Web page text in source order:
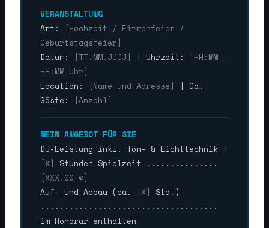
VERANSTALTUNG
Art:
[Hochzeit / Firmenfeier /
Geburtstagsfeier]
Datum:
[TT.MM.JJJJ] | Uhrzeit:
[HH:MM –
HH:MM Uhr]
Location:
[Name und Adresse]
| Ca.
Gäste:
[Anzahl]
MEIN ANGEBOT FÜR SIE
DJ-Leistung inkl. Ton- & Lichttechnik ·
[X] Stunden Spielzeit ...............
[XXX,00 €]
Auf- und Abbau (ca.
[X] Std.)
.....................................
im Honorar enthalten